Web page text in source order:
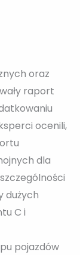
oraz
raport
ocenili,
dla
dużych
C i
pojazdów